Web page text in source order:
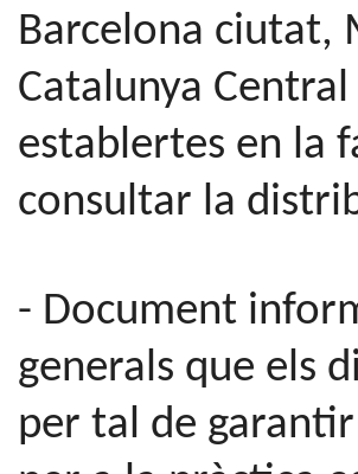
Barcelona
Catalunya
establertes en la
consultar la
- Document
generals que els
per tal de